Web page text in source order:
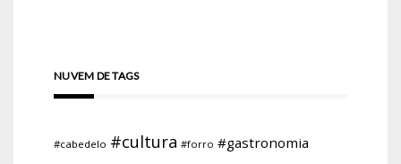
NUVEM DE TAGS
#cabedelo #cultura #forro #gastronomia